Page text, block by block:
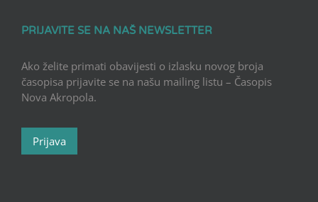
PRIJAVITE SE NA NAŠ NEWSLETTER
Ako želite primati obavijesti o izlasku novog broja
časopisa prijavite se na našu mailing listu – Časopis
Nova Akropola.
Prijava